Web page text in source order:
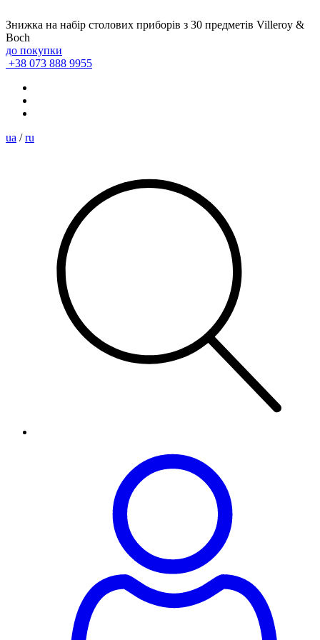
Знижка на набір столових приборів з 30 предметів Villeroy &
Boch
до покупки
+38 073 888 9955
ua / ru